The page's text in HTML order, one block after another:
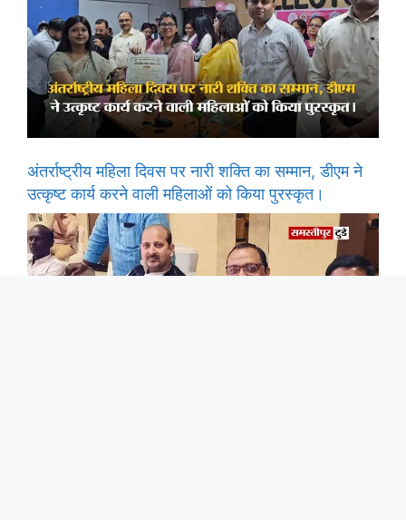
अंतर्राष्ट्रीय महिला दिवस पर नारी शक्ति का सम्मान, डीएम ने
उत्कृष्ट कार्य करने वाली महिलाओं को किया पुरस्कृत।